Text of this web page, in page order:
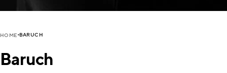
HOME BARUCH
Baruch